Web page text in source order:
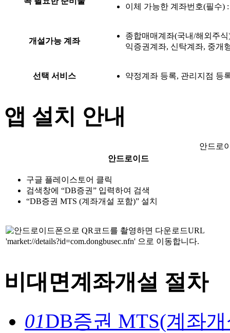
이체 가능한 계좌번호(필수)
개설가능 계좌
종합매매계좌(국내/해외주
익증권계좌, 신탁계좌, 중개
선택 서비스 약정계좌 등록, 관리지점 등
앱 설치 안내
안드로
안드로이드
구글 플레이스토어 클릭
검색창에 “DB증권” 입력하여 검색
“DB증권 MTS (계좌개설 포함)” 설치
비대면계좌개설 절차
01DB증권 MTS(계좌